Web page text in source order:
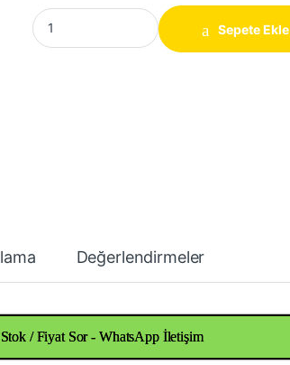
Alüminyum Çubuk Çap 12 mm quantity
Sepete Ekle
Değerlendirmeler
Stok / Fiyat Sor - WhatsApp İletişim